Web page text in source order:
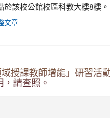
該校公館校區科教大樓8樓
文章
授課教師增能」研習活
請查照。